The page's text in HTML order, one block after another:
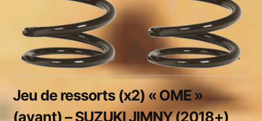
Jeu de ressorts (x2) « OME »
(avant) – SUZUKI JIMNY (2018+)